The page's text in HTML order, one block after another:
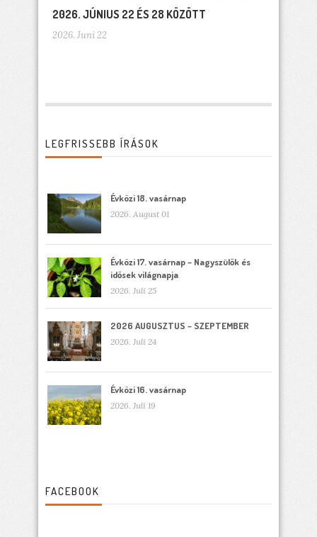
2026. JÚNIUS 22 ÉS 28 KÖZÖTT
2026. Juni 22
LEGFRISSEBB ÍRÁSOK
Évközi 18. vasárnap
2026. August 01
Évközi 17. vasárnap – Nagyszülők és
idősek világnapja
2026. Juli 25
2026 AUGUSZTUS – SZEPTEMBER
2026. Juli 24
Évközi 16. vasárnap
2026. Juli 19
FACEBOOK